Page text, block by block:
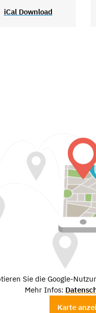
iCal Download
Sie die Google-
Mehr Infos:
Karte